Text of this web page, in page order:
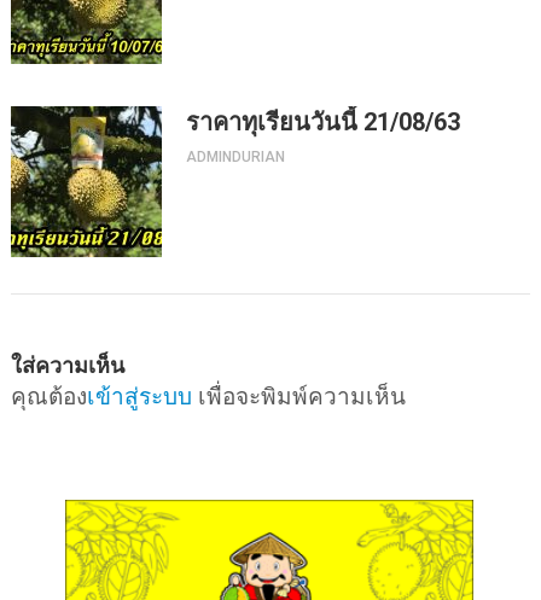
ราคาทุเรียนวันนี้ 21/08/63
ADMINDURIAN
ใส่ความเห็น
คุณต้องเข้าสู่ระบบ เพื่อจะพิมพ์ความเห็น